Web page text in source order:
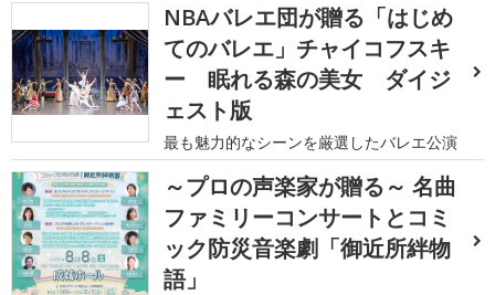
NBAバレエ団が贈る「はじめ
てのバレエ」チャイコフスキ
ー 眠れる森の美女 ダイジ
ェスト版
最も魅力的なシーンを厳選したバレエ公演
～プロの声楽家が贈る～ 名曲
ファミリーコンサートとコミ
ック防災音楽劇「御近所絆物
語」